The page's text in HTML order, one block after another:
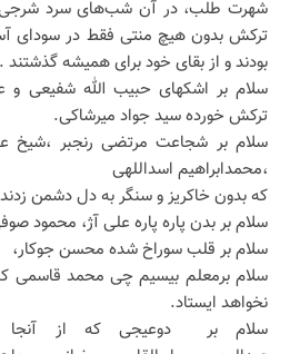
شهرت طلب، در آن شب‌های سرد شرجی
ترکش بدون هیچ منتی فقط در سودای
بودند و از بقای خود برای همیشه گذشتند .
سلام بر اشکهای حبیب الله شفیعی و
ترکش خورده سید جواد میرشاکی.
سلام بر شجاعت مرتضی رنجبر ،شیخ
،محمدابراهیم اسداللهی
که بدون خاکریز و سنگر به دل دشمن
سلام بر بدن پاره پاره علی آژ، محمود
سلام بر قلب سوراخ شده محسن جوکار،
سلام برمعلم بیسیم چی محمد
نخواهد ایستاد.
سلام بر دوعیجی که از